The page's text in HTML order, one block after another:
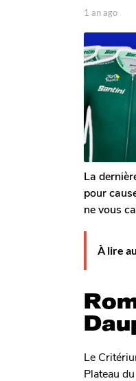
a
g
o
p
r
T
o
m
G
a
l
e
r
o
n
1 an ago
a
g
o
La
pour
ne vous
À lire
Le
Plateau